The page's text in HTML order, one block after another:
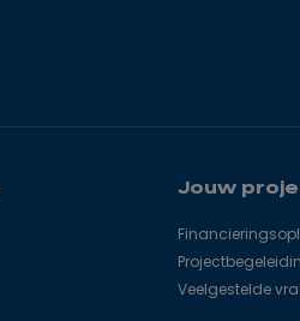
Jouw
Veelgestelde